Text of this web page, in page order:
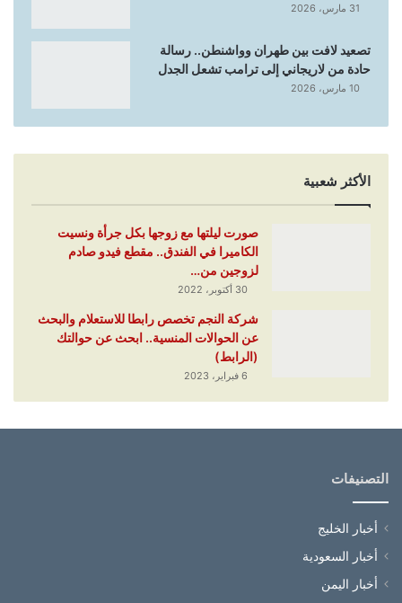
31 مارس، 2026
تصعيد لافت بين طهران وواشنطن.. رسالة
حادة من لاريجاني إلى ترامب تشعل الجدل
10 مارس، 2026
الأكثر شعبية
صورت ليلتها مع زوجها بكل جرأة ونسيت
الكاميرا في الفندق.. مقطع فيدو صادم
لزوجين من…
30 أكتوبر، 2022
شركة النجم تخصص رابطا للاستعلام والبحث
عن الحوالات المنسية.. ابحث عن حوالتك
(الرابط)
6 فبراير، 2023
التصنيفات
أخبار الخليج
أخبار السعودية
أخبار اليمن